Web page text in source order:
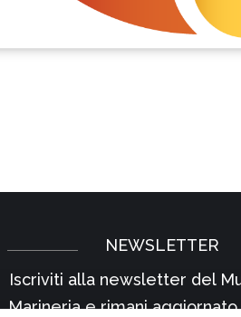
NEWSLETTER
Iscriviti alla newsletter del
Marineria e rimani